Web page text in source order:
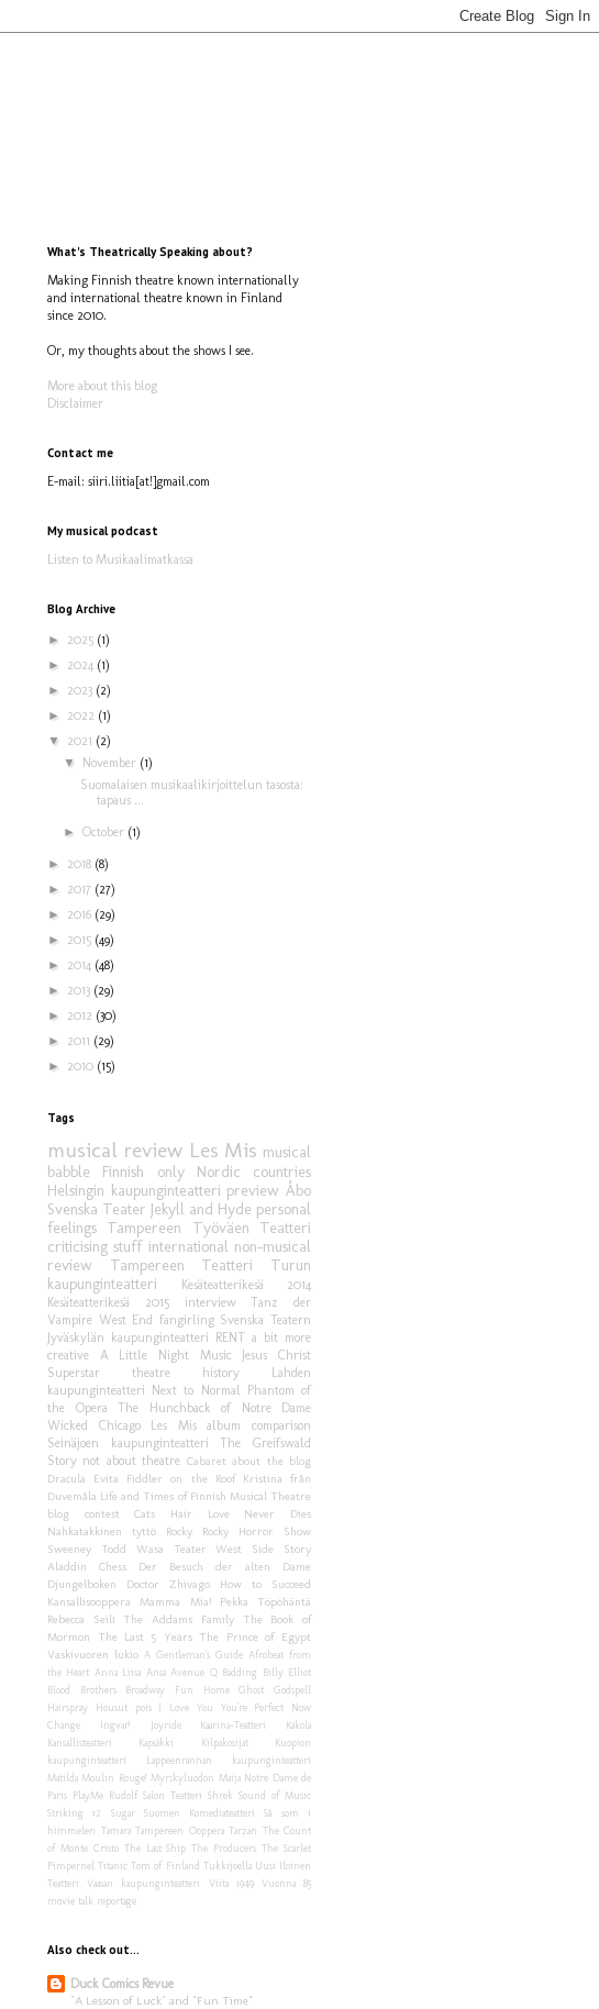
What's Theatrically Speaking about?
Making Finnish theatre known internationally
and international theatre known in Finland
since 2010.
Or, my thoughts about the shows I see.
More about this blog
Disclaimer
Contact me
E-mail: siiri.liitia[at!]gmail.com
My musical podcast
Listen to Musikaalimatkassa
Blog Archive
► 2025 (1)
► 2024 (1)
► 2023 (2)
► 2022 (1)
▼ 2021 (2)
▼
November (1)
Suomalaisen musikaalikirjoittelun tasosta:
tapaus ...
►October (1)
► 2018 (8)
► 2017 (27)
► 2016 (29)
► 2015 (49)
► 2014 (48)
► 2013 (29)
► 2012 (30)
► 2011 (29)
► 2010 (15)
Tags
musical review Les Mis musical
babble
Finnish only
Nordic countries
Helsingin kaupunginteatteri preview Åbo
Svenska Teater Jekyll and Hyde personal
feelings Tampereen Työväen Teatteri
criticising stuff international non-musical
review
Tampereen Teatteri
Turun
kaupunginteatteri
Kesäteatterikesä 2014
Kesäteatterikesä 2015
interview
Tanz der
Vampire West End fangirling Svenska Teatern
Jyväskylän kaupunginteatteri
RENT a bit more
creative
A Little Night Music
Jesus Christ
Superstar
theatre history
Lahden
kaupunginteatteri
Next to Normal
Phantom of
the Opera
The Hunchback of Notre Dame
Wicked
Chicago
Les Mis album comparison
Seinäjoen kaupunginteatteri
The Greifswald
Story not about theatre Cabaret about the blog
Dracula
Evita Fiddler on the Roof
Kristina från
Duvemåla Life and Times of Finnish Musical Theatre
blog contest
Cats Hair
Love Never Dies
Nahkatakkinen tyttö
Rocky
Rocky Horror Show
Sweeney Todd
Wasa Teater
West Side Story
Aladdin
Chess
Der Besuch der alten Dame
Djungelboken
Doctor Zhivago
How to Succeed
Kansallisooppera
Mamma Mia!
Pekka Töpöhäntä
Rebecca
Seili The Addams Family
The Book of
Mormon
The Last 5 Years The Prince of Egypt
Vaskivuoren lukio A Gentleman's Guide Afrobeat from
the Heart Anna Liisa Ansa Avenue Q Badding
Billy Elliot
Blood Brothers
Broadway Fun Home Ghost
Godspell
Hairspray
Housut pois
I Love You You're Perfect Now
Change
Ingvar! Joyride Kaarina-Teatteri
Kakola
Kansallisteatteri
Kapsäkki Kilpakosijat
Kuopion
kaupunginteatteri
Lappeenrannan kaupunginteatteri
Matilda Moulin Rouge! Myrskyluodon Maija Notre Dame de
Paris PlayMe Rudolf Salon Teatteri Shrek Sound of Music
Striking 12
Sugar Suomen Komediateatteri
Så som i
himmelen Tamara Tampereen Ooppera Tarzan The Count
of Monte Cristo The Last Ship The Producers The Scarlet
Pimpernel Titanic Tom of Finland Tukkijoella Uusi Iloinen
Teatteri
Vaasan kaupunginteatteri Viita 1949
Vuonna 85
movie talk reportage
Also check out...
Duck Comics Revue
"A Lesson of Luck" and "Fun Time"